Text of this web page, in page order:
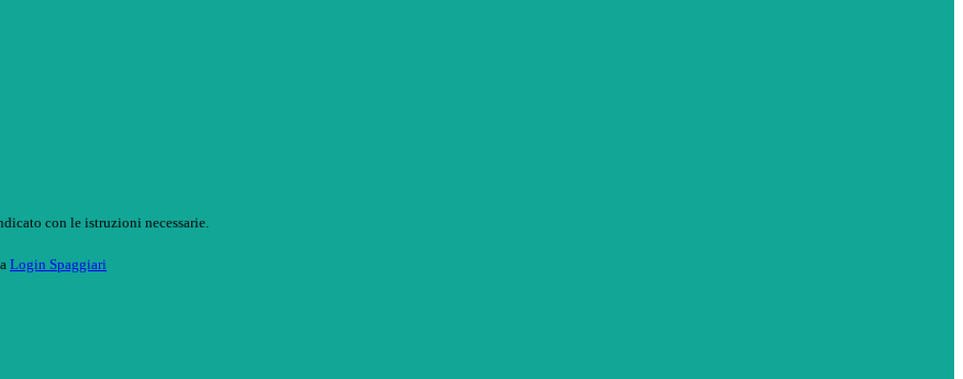
con le istruzioni necessarie.
Login Spaggiari